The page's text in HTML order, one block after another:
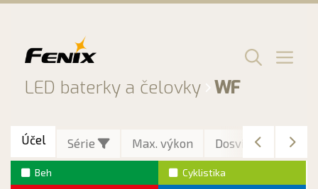
LED baterky a čelovky WF
Menu
Účel Série Max. výkon Dosvit Max.
Beh
Cyklistika